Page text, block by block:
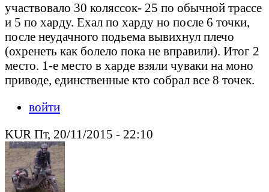
участвовало 30 коляссок- 25 по обычной трассе
и 5 по харду. Ехал по харду но после 6 точки,
после неудачного подьема вывихнул плечо
(охренеть как болело пока не вправили). Итог 2
место. 1-е место в харде взяли чуваки на моно
приводе, единственные кто собрал все 8 точек.
войти
KUR Пт, 20/11/2015 - 22:10